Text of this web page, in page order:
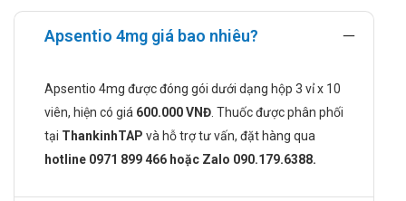
mạch.
Tăng mức cholesterol tốt (HDL-C) ở bệnh nhân có rối loạn
Chống chỉ định khi dùng Apsentio 4mg
Chống chỉ định sử dụng thuốc Apsentio 4mg nếu như cơ
thể bạn từng bị dị ứng, mẫn cảm với thành phần
Apsentio 4mg giá bao nhiêu?
Apsentio 4mg được đóng gói dưới dạng hộp 3 vỉ x 10
viên, hiện có giá 600.000 VNĐ . Thuốc được phân phối
tại ThankinhTAP và hỗ trợ tư vấn, đặt hàng qua
hotline 0971 899 466 hoặc Zalo 090.179.6388.